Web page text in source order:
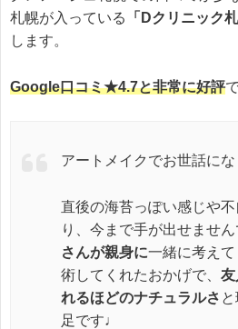
札幌が入っている
「Dクリニック
します。
Google口コミ★4.7と非常に好評
アートメイクでお世話にな
直後の海苔っぽい感じや
り、今まで手が出せません
さんが親身に一緒に考え
術してくれたおかげで、 友
れるほどのナチュラルさ
足です♩